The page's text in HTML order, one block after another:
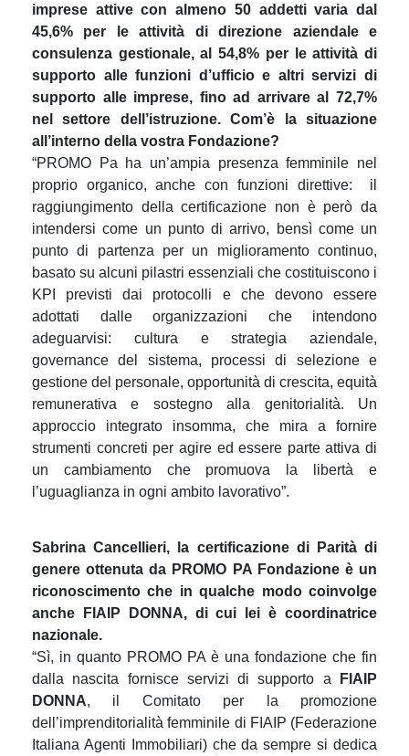
imprese attive con almeno 50 addetti varia dal
45,6% per le attività di direzione aziendale e
consulenza gestionale, al 54,8% per le attività di
supporto alle funzioni d’ufficio e altri servizi di
supporto alle imprese, fino ad arrivare al 72,7%
nel settore dell’istruzione. Com’è la situazione
all’interno della vostra Fondazione?
“PROMO Pa ha un’ampia presenza femminile nel
proprio organico, anche con funzioni direttive: il
raggiungimento della certificazione non è però da
intendersi come un punto di arrivo, bensì come un
punto di partenza per un miglioramento continuo,
basato su alcuni pilastri essenziali che costituiscono i
KPI previsti dai protocolli e che devono essere
adottati dalle organizzazioni che intendono
adeguarvisi: cultura e strategia aziendale,
governance del sistema, processi di selezione e
gestione del personale, opportunità di crescita, equità
remunerativa e sostegno alla genitorialità.
Un
approccio integrato insomma, che mira a fornire
strumenti concreti per agire ed essere parte attiva di
un cambiamento che promuova la libertà e
l’uguaglianza in ogni ambito lavorativo”.
Sabrina Cancellieri, la certificazione di Parità di
genere ottenuta da PROMO PA Fondazione è un
riconoscimento che in qualche modo coinvolge
anche FIAIP DONNA, di cui lei è coordinatrice
nazionale.
“Sì, in quanto PROMO PA è una fondazione che fin
dalla nascita fornisce servizi di supporto a
FIAIP
DONNA, il Comitato per la promozione
dell’imprenditorialità femminile di FIAIP (Federazione
Italiana Agenti Immobiliari) che da sempre si dedica